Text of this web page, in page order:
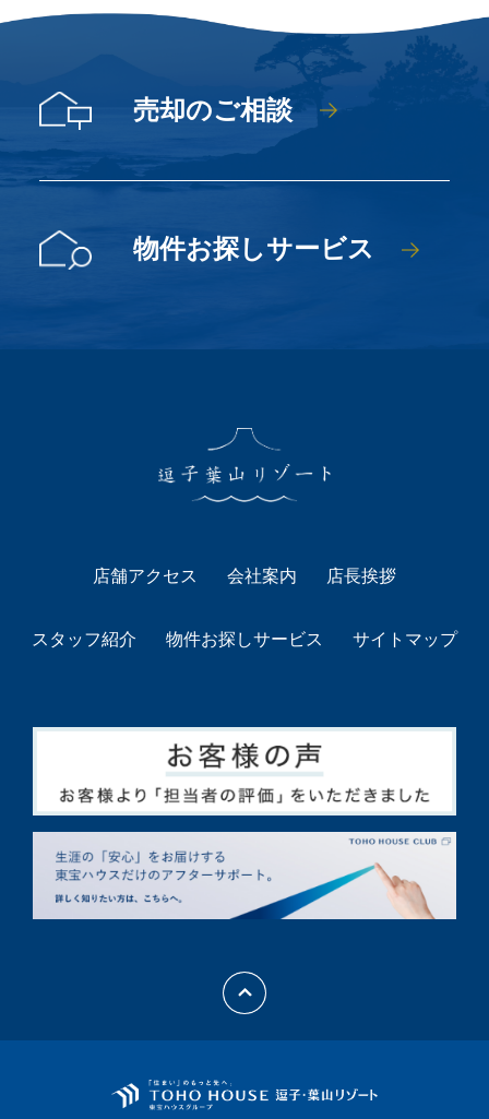
売却のご相談
物件お探しサービス
店舗アクセス 会社案内 店長挨拶
スタッフ紹介 物件お探しサービス サイトマップ